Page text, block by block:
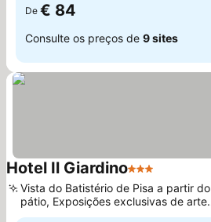
De € 84
Consulte os preços de 9 sites
Hotel Il Giardino3 Estrelas
Vista do Batistério de Pisa a partir do
pátio, Exposições exclusivas de arte
moderna